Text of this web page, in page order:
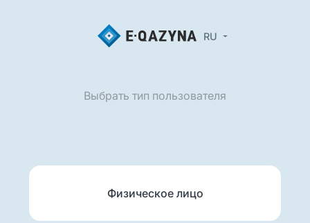
RU
Выбрать тип пользователя
Физическое лицо